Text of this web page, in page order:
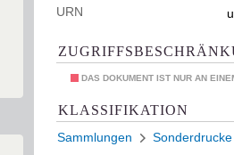
URN
DAS DOKUMENT IST NUR AN
KLASSIFIKATION
Sammlungen Sonderdrucke